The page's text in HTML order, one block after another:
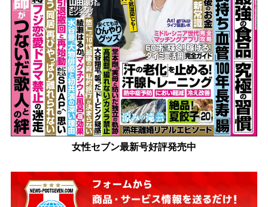
女性セブン最新号好評発売中